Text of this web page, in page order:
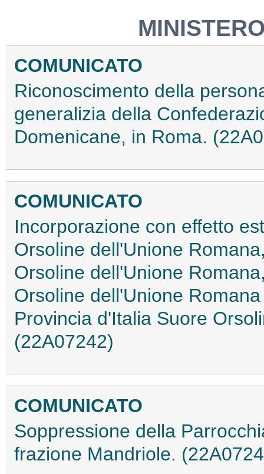
COMUNICATO
Riconoscimento della
generalizia della
Domenicane, in Roma.
COMUNICATO
Incorporazione con effetto
Orsoline dell'Unione
Orsoline dell'Unione
Orsoline dell'Unione
Provincia d'Italia Suore
(22A07242)
COMUNICATO
Soppressione della
frazione Mandriole.